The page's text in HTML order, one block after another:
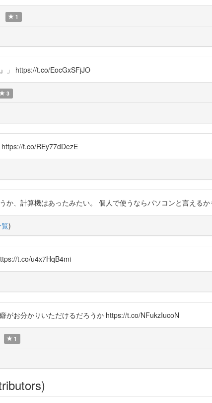
1
」 https://t.co/EocGxSFjJO
3
t.co/REy77dDezE
か、計算機はあったみたい。 個人で使うならパソコンと言える
)
t.co/u4x7HqB4mi
がお分かりいただけるだろうか https://t.co/NFukzIucoN
1